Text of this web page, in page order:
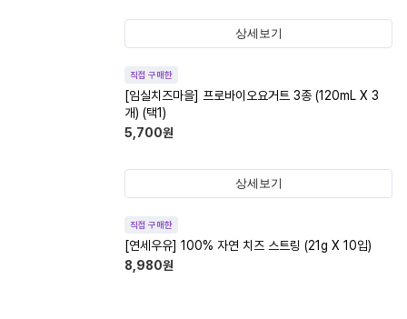
상세보기
직접 구매한
[임실치즈마을] 프로바이오요거트 3종 (120mL X 3
개) (택1)
5,700원
상세보기
직접 구매한
[연세우유] 100% 자연 치즈 스트링 (21g X 10입)
8,980원